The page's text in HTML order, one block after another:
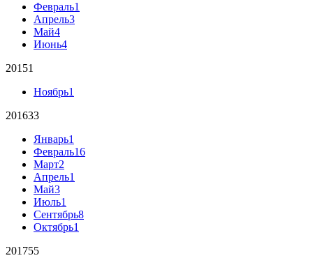
Февраль1
Апрель3
Май4
Июнь4
20151
Ноябрь1
201633
Январь1
Февраль16
Март2
Апрель1
Май3
Июль1
Сентябрь8
Октябрь1
201755